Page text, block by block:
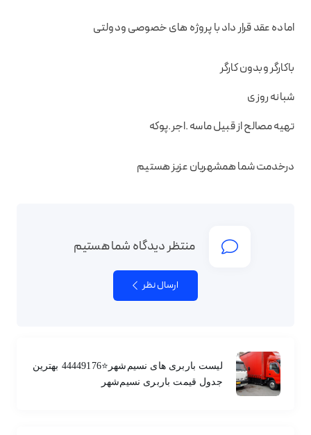
اماده عقد قرار داد با پروژه های خصوصی ودولتی
باکارگر وبدون کارگر
شبانه روزی
تهیه مصالح از قبیل ماسه .اجر.پوکه
درخدمت شما همشهریان عزیز هستیم
منتظر دیدگاه شما هستیم
ارسال نظر
لیست باربری های نسیم‌شهر⭐️44449176 بهترین
جدول قیمت باربری نسیم‌شهر